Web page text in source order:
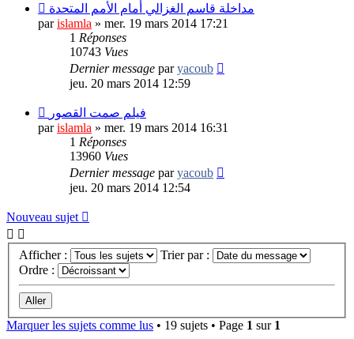
مداخلة قاسم الغزالي أمام الأمم المتحدة
parislamla » mer. 19 mars 2014 17:21
1 Réponses
10743 Vues
Dernier message paryacoub
jeu. 20 mars 2014 12:59
فيلم صمت القصور
parislamla » mer. 19 mars 2014 16:31
1 Réponses
13960 Vues
Dernier message paryacoub
jeu. 20 mars 2014 12:54
Nouveau sujet
Afficher :
Trier par :
Ordre :
Marquer les sujets comme lus • 19 sujets • Page 1 sur 1